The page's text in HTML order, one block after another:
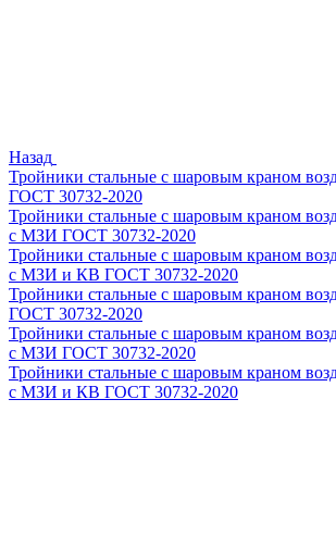
Назад
Тройники стальные с шаровым краном
ГОСТ 30732-2020
Тройники стальные с шаровым краном
с МЗИ ГОСТ 30732-2020
Тройники стальные с шаровым краном
с МЗИ и КВ ГОСТ 30732-2020
Тройники стальные с шаровым краном
ГОСТ 30732-2020
Тройники стальные с шаровым краном
с МЗИ ГОСТ 30732-2020
Тройники стальные с шаровым краном
с МЗИ и КВ ГОСТ 30732-2020